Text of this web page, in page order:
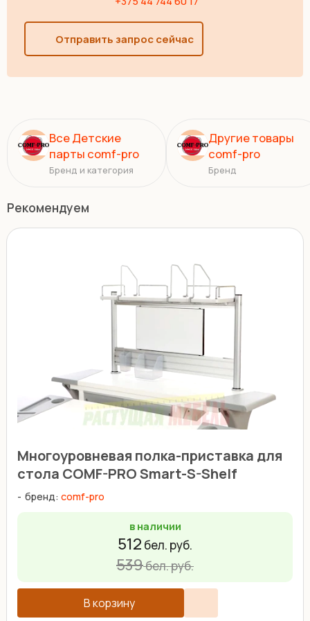
Отправить запрос сейчас
Все Детские
парты comf-pro
Бренд и категория
Другие товары
comf-pro
Бренд
Рекомендуем
Многоуровневая полка-приставка для
стола COMF-PRO Smart-S-Shelf
бренд: comf-pro
в наличии
512 бел. руб.
539бел. руб.
В корзину